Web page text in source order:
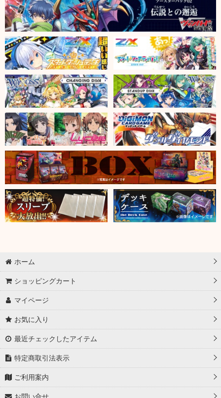
ホーム
ショッピングカート
マイページ
お気に入り
最近チェックしたアイテム
特定商取引法表示
ご利用案内
お問い合せ